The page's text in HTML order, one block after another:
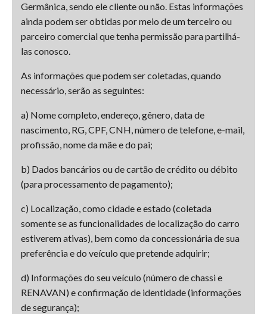
Germânica, sendo ele cliente ou não. Estas informações
ainda podem ser obtidas por meio de um terceiro ou
parceiro comercial que tenha permissão para partilhá-
las conosco.
As informações que podem ser coletadas, quando
necessário, serão as seguintes:
a) Nome completo, endereço, gênero, data de
nascimento, RG, CPF, CNH, número de telefone, e-mail,
profissão, nome da mãe e do pai;
b) Dados bancários ou de cartão de crédito ou débito
(para processamento de pagamento);
c) Localização, como cidade e estado (coletada
somente se as funcionalidades de localização do carro
estiverem ativas), bem como da concessionária de sua
preferência e do veículo que pretende adquirir;
d) Informações do seu veículo (número de chassi e
RENAVAN) e confirmação de identidade (informações
de segurança);